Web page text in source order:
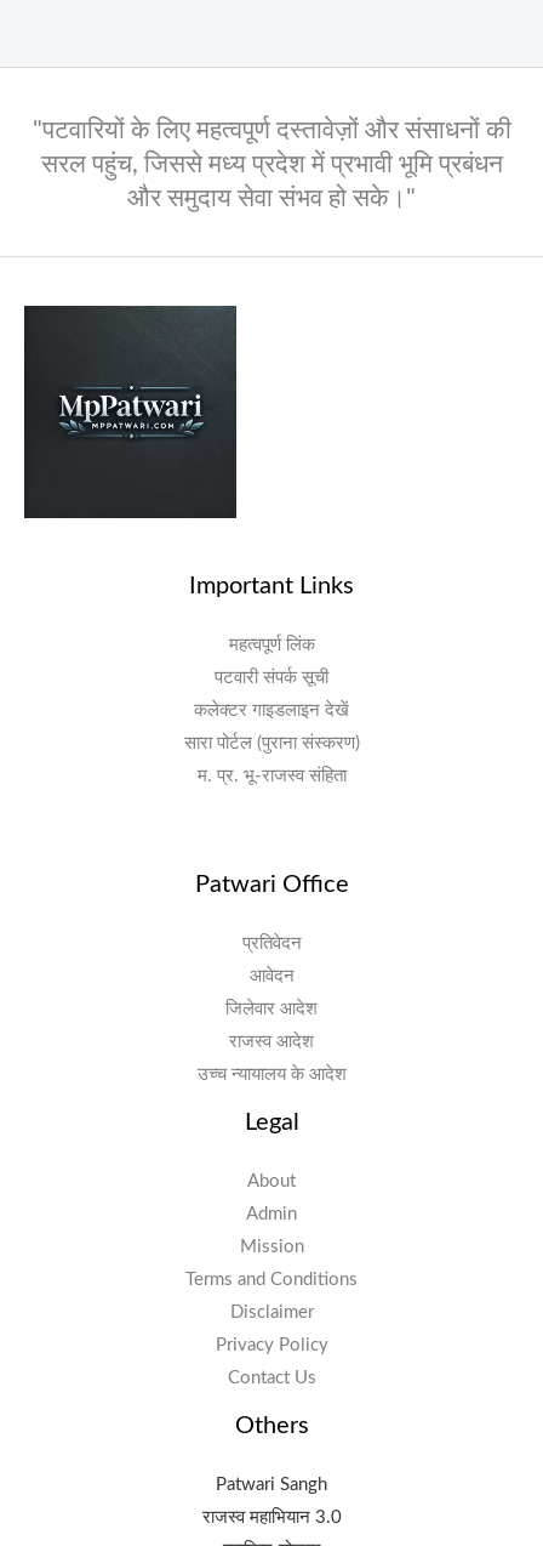
"पटवारियों के लिए महत्वपूर्ण दस्तावेज़ों और संसाधनों की
सरल पहुंच, जिससे मध्य प्रदेश में प्रभावी भूमि प्रबंधन
और समुदाय सेवा संभव हो सके।"
Important Links
महत्वपूर्ण लिंक
पटवारी संपर्क सूची
कलेक्टर गाइडलाइन देखें
सारा पोर्टल (पुराना संस्करण)
म. प्र. भू-राजस्व संहिता
Patwari Office
प्रतिवेदन
आवेदन
जिलेवार आदेश
राजस्व आदेश
उच्च न्यायालय के आदेश
Legal
About
Admin
Mission
Terms and Conditions
Disclaimer
Privacy Policy
Contact Us
Others
Patwari Sangh
राजस्व महाभियान 3.0